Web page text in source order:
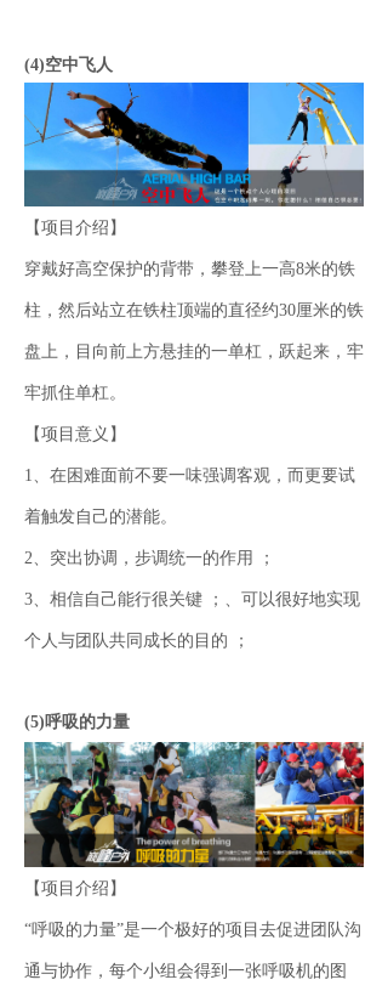
(4)空中飞人
【项目介绍】
穿戴好高空保护的背带，攀登上一高8米的铁
柱，然后站立在铁柱顶端的直径约30厘米的铁
盘上，目向前上方悬挂的一单杠，跃起来，牢
牢抓住单杠。
【项目意义】
1、在困难面前不要一味强调客观，而更要试
着触发自己的潜能。
2、突出协调，步调统一的作用 ；
3、相信自己能行很关键 ；、可以很好地实现
个人与团队共同成长的目的 ；
(5)呼吸的力量
【项目介绍】
“呼吸的力量”是一个极好的项目去促进团队沟
通与协作，每个小组会得到一张呼吸机的图